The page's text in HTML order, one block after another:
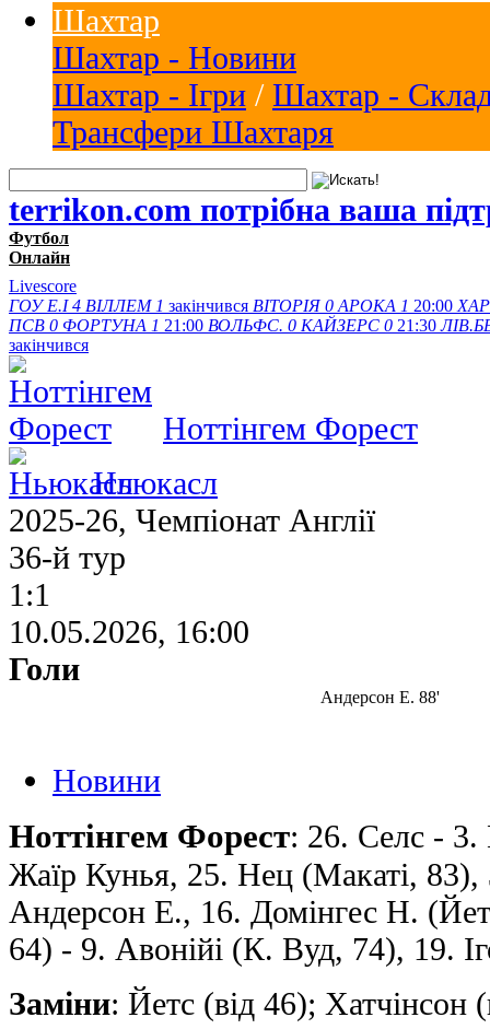
Шахтар
Шахтар - Новини
Шахтар - Ігри / Шахтар -
Трансфери Шахтаря
terrikon.com потрібна ваша
Футбол
Онлайн
Livescore
ГОУ Е.І 4 ВІЛЛЕМ 1 закінчився ВІТОРІЯ 0 АРОКА 1 20:00
ПСВ 0 ФОРТУНА 1 21:00 ВОЛЬФС. 0 КАЙЗЕРС 0 21:30
закінчився
Ноттінгем Форест
Ньюкасл
2025-26, Чемпіонат Англії
36-й тур
1:1
10.05.2026, 16:00
Голи
Андерсон Е. 88'
Новини
Ноттінгем Форест: 26. Селс -
Жаїр Кунья, 25. Нец (Макаті,
Андерсон Е., 16. Домінгес Н.
64) - 9. Авонійі (К. Вуд, 74), 19.
Заміни: Йетс (від 46); Хатчінсон